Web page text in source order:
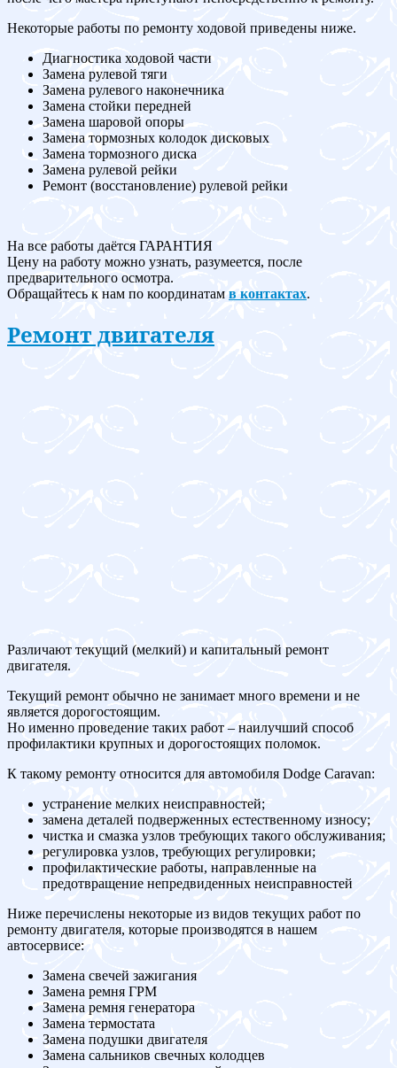
Некоторые работы по ремонту ходовой приведены ниже.
Диагностика ходовой части
Замена рулевой тяги
Замена рулевого наконечника
Замена стойки передней
Замена шаровой опоры
Замена тормозных колодок дисковых
Замена тормозного диска
Замена рулевой рейки
Ремонт (восстановление) рулевой рейки
На все работы даётся ГАРАНТИЯ
Цену на работу можно узнать, разумеется, после
предварительного осмотра.
Обращайтесь к нам по координатам в контактах.
Ремонт двигателя
Различают текущий (мелкий) и капитальный ремонт
двигателя.
Текущий ремонт обычно не занимает много времени и не
является дорогостоящим.
Но именно проведение таких работ – наилучший способ
профилактики крупных и дорогостоящих поломок.
К такому ремонту относится для автомобиля Dodge Caravan:
устранение мелких неисправностей;
замена деталей подверженных естественному износу;
чистка и смазка узлов требующих такого обслуживания;
регулировка узлов, требующих регулировки;
профилактические работы, направленные на
предотвращение непредвиденных неисправностей
Ниже перечислены некоторые из видов текущих работ по
ремонту двигателя, которые производятся в нашем
автосервисе:
Замена свечей зажигания
Замена ремня ГРМ
Замена ремня генератора
Замена термостата
Замена подушки двигателя
Замена сальников свечных колодцев